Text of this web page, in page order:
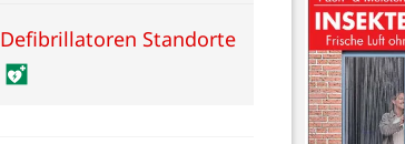
Defibrillatoren Standorte